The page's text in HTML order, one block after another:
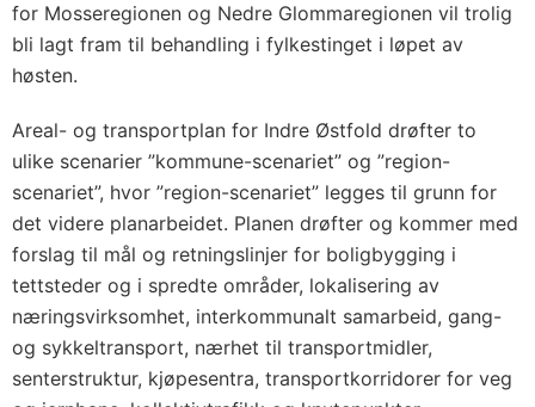
for Mosseregionen og Nedre Glommaregionen vil trolig
bli lagt fram til behandling i fylkestinget i løpet av
høsten.
Areal- og transportplan for Indre Østfold drøfter to
ulike scenarier ”kommune-scenariet” og ”region-
scenariet”, hvor ”region-scenariet” legges til grunn for
det videre planarbeidet. Planen drøfter og kommer med
forslag til mål og retningslinjer for boligbygging i
tettsteder og i spredte områder, lokalisering av
næringsvirksomhet, interkommunalt samarbeid, gang-
og sykkeltransport, nærhet til transportmidler,
senterstruktur, kjøpesentra, transportkorridorer for veg